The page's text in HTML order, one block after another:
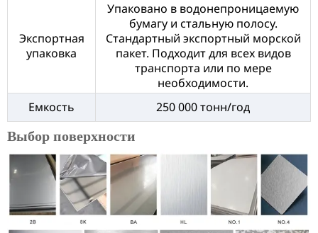
Экспортная
упаковка
Упаковано в водонепроницаемую
бумагу и стальную полосу.
Стандартный экспортный морской
пакет. Подходит для всех видов
транспорта или по мере
необходимости.
Емкость
250 000 тонн/год
Выбор поверхности